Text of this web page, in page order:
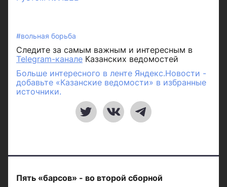
#вольная борьба
Следите за самым важным и интересным в
Telegram-канале Казанских ведомостей
Больше интересного в ленте Яндекс.Новости -
добавьте «Казанские ведомости» в избранные
источники.
Пять «барсов» - во второй сборной